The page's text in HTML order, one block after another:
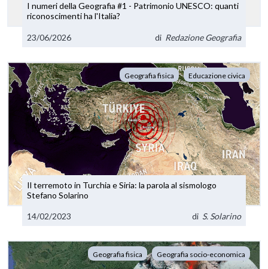
I numeri della Geografia #1 - Patrimonio UNESCO: quanti
riconoscimenti ha l'Italia?
23/06/2026 di Redazione Geografia
Geografia fisica Educazione civica
Il terremoto in Turchia e Siria: la parola al sismologo
Stefano Solarino
14/02/2023 di S. Solarino
Geografia fisica Geografia socio-economica